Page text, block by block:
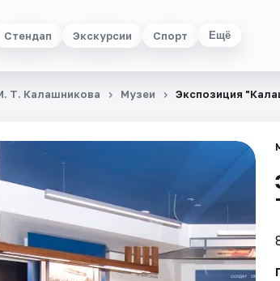
Стендап Экскурсии Спорт Ещё
Т. Калашникова Музеи Экспозиция